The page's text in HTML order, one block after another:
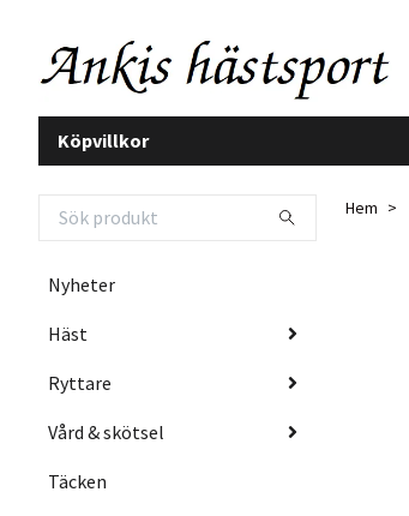
Köpvillkor
Nyheter
Häst
Ryttare
Vård & skötsel
Täcken
Hem